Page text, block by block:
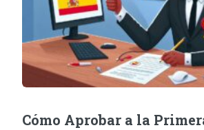
Cómo Aprobar a la